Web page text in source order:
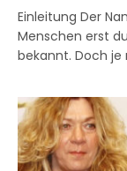
Einleitung Der
Menschen erst
bekannt. Doch